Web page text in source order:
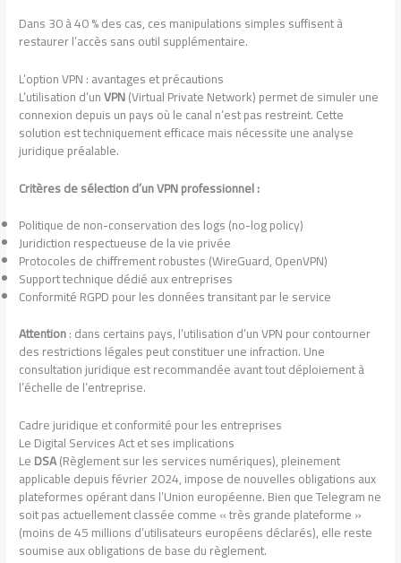
Dans 30 à 40 % des cas, ces manipulations simples suffisent à
restaurer l’accès sans outil supplémentaire.
L’option VPN : avantages et précautions
L’utilisation d’unVPN(Virtual Private Network) permet de simuler une
connexion depuis un pays où le canal n’est pas restreint. Cette
solution est techniquement efficace mais nécessite une analyse
juridique préalable.
Critères de sélection d’un VPN professionnel :
Politique de non-conservation des logs (no-log policy)
Juridiction respectueuse de la vie privée
Protocoles de chiffrement robustes (WireGuard, OpenVPN)
Support technique dédié aux entreprises
Conformité RGPD pour les données transitant par le service
Attention: dans certains pays, l’utilisation d’un VPN pour contourner
des restrictions légales peut constituer une infraction. Une
consultation juridique est recommandée avant tout déploiement à
l’échelle de l’entreprise.
Cadre juridique et conformité pour les entreprises
Le Digital Services Act et ses implications
LeDSA(Règlement sur les services numériques), pleinement
applicable depuis février 2024, impose de nouvelles obligations aux
plateformes opérant dans l’Union européenne. Bien que Telegram ne
soit pas actuellement classée comme « très grande plateforme »
(moins de 45 millions d’utilisateurs européens déclarés), elle reste
soumise aux obligations de base du règlement.